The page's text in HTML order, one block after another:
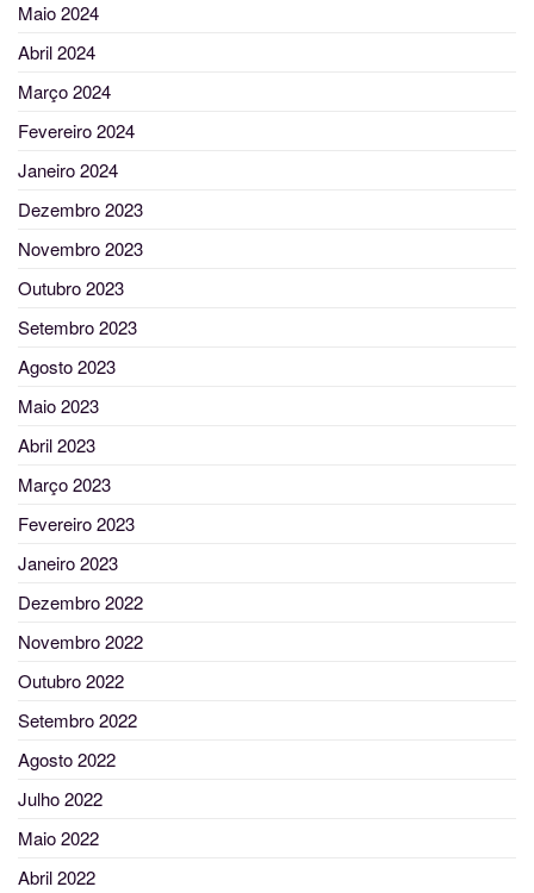
Maio 2024
Abril 2024
Março 2024
Fevereiro 2024
Janeiro 2024
Dezembro 2023
Novembro 2023
Outubro 2023
Setembro 2023
Agosto 2023
Maio 2023
Abril 2023
Março 2023
Fevereiro 2023
Janeiro 2023
Dezembro 2022
Novembro 2022
Outubro 2022
Setembro 2022
Agosto 2022
Julho 2022
Maio 2022
Abril 2022